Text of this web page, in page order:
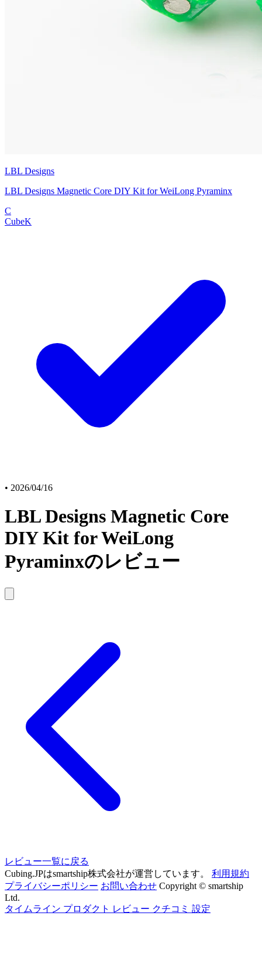
LBL Designs
LBL Designs Magnetic Core DIY Kit for WeiLong Pyraminx
C
CubeK
• 2026/04/16
LBL Designs Magnetic Core
DIY Kit for WeiLong
Pyraminxのレビュー
レビュー一覧に戻る
Cubing.JPはsmartship株式会社が運営しています。
利用規約
プライバシーポリシー お問い合わせ Copyright © smartship
Ltd.
タイムライン プロダクト レビュー クチコミ 設定